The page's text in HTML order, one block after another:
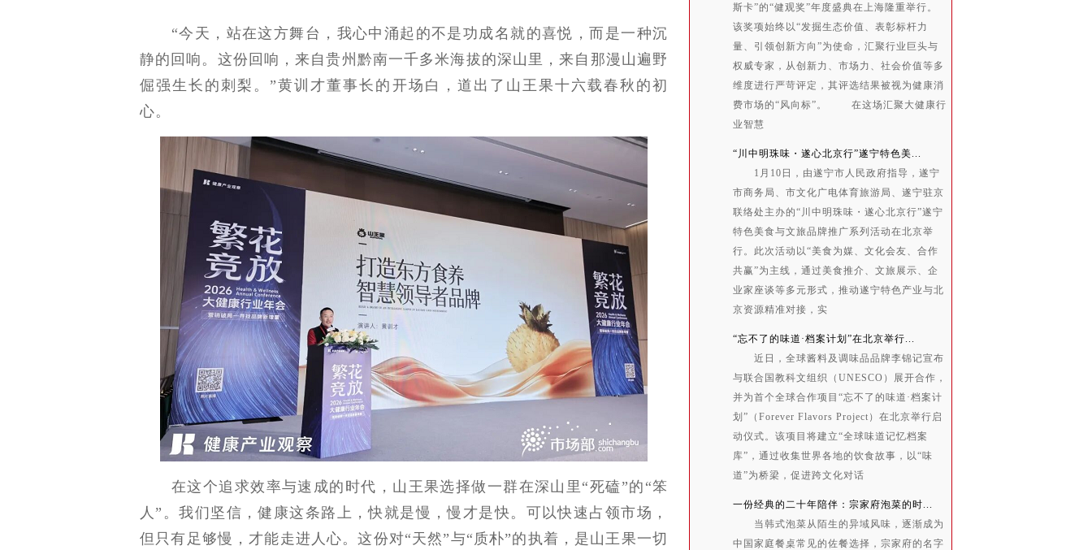
“今天，站在这方舞台，我心中涌起的不是功成名就的喜悦，而是一种沉
静的回响。这份回响，来自贵州黔南一千多米海拔的深山里，来自那漫山遍野
倔强生长的刺梨。”黄训才董事长的开场白，道出了山王果十六载春秋的初
心。
在这个追求效率与速成的时代，山王果选择做一群在深山里“死磕”的“笨
人”。我们坚信，健康这条路上，快就是慢，慢才是快。可以快速占领市场，
但只有足够慢，才能走进人心。这份对“天然”与“质朴”的执着，是山王果一切
斯卡”的“健观奖”年度盛典在上海隆重举行。
该奖项始终以“发掘生态价值、表彰标杆力
量、引领创新方向”为使命，汇聚行业巨头与
权威专家，从创新力、市场力、社会价值等多
维度进行严苛评定，其评选结果被视为健康消
费市场的“风向标”。 在这场汇聚大健康行
业智慧
“川中明珠味・遂心北京行”遂宁特色美...
1月10日，由遂宁市人民政府指导，遂宁
市商务局、市文化广电体育旅游局、遂宁驻京
联络处主办的“川中明珠味・遂心北京行”遂宁
特色美食与文旅品牌推广系列活动在北京举
行。此次活动以“美食为媒、文化会友、合作
共赢”为主线，通过美食推介、文旅展示、企
业家座谈等多元形式，推动遂宁特色产业与北
京资源精准对接，实
“忘不了的味道·档案计划”在北京举行...
近日，全球酱料及调味品品牌李锦记宣布
与联合国教科文组织（UNESCO）展开合作，
并为首个全球合作项目“忘不了的味道·档案计
划”（Forever Flavors Project）在北京举行启
动仪式。该项目将建立“全球味道记忆档案
库”，通过收集世界各地的饮食故事，以“味
道”为桥梁，促进跨文化对话
一份经典的二十年陪伴：宗家府泡菜的时...
当韩式泡菜从陌生的异域风味，逐渐成为
中国家庭餐桌常见的佐餐选择，宗家府的名字